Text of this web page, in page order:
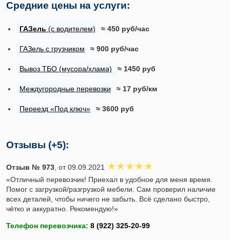
Средние цены на услуги:
ГАЗель (с водителем) ≈ 450 руб/час
ГАЗель с грузчиком ≈ 900 руб/час
Вывоз ТБО (мусора/хлама) ≈ 1450 руб
Междугородные перевозки ≈ 17 руб/км
Переезд «Под ключ» ≈ 3600 руб
Отзывы (+5):
Отзыв № 973, от 09.09.2021
«Отличный перевозчик! Приехал в удобное для меня время.
Помог с загрузкой/разгрузкой мебели. Сам проверил наличие
всех деталей, чтобы ничего не забыть. Всё сделано быстро,
чётко и аккуратно. Рекомендую!»
Телефон перевозчика: